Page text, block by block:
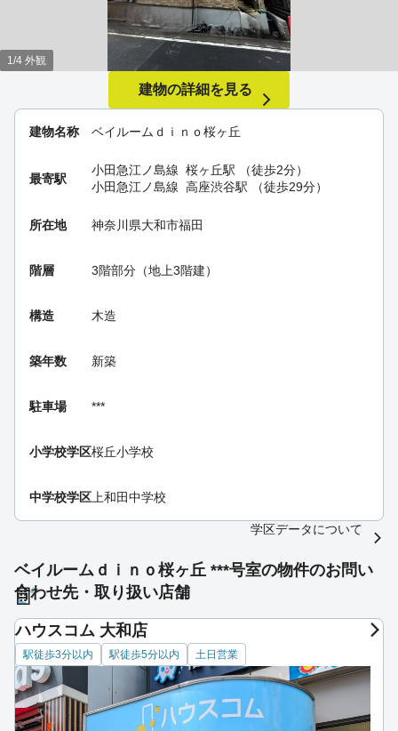
建物名称 ベイルームｄｉｎｏ桜ヶ丘
最寄駅
小田急江ノ島線 桜ヶ丘駅 （徒歩2分）
小田急江ノ島線 高座渋谷駅 （徒歩29分）
所在地 神奈川県大和市福田
階層 3階部分（地上3階建）
構造 木造
築年数 新築
駐車場 ***
小学校学区桜丘小学校
中学校学区上和田中学校
1/4 外観
建物の詳細を見る
学区データについて
ベイルームｄｉｎｏ桜ヶ丘 ***号室の物件のお問い
合わせ先・取り扱い店舗
ハウスコム 大和店
駅徒歩3分以内 駅徒歩5分以内 土日営業